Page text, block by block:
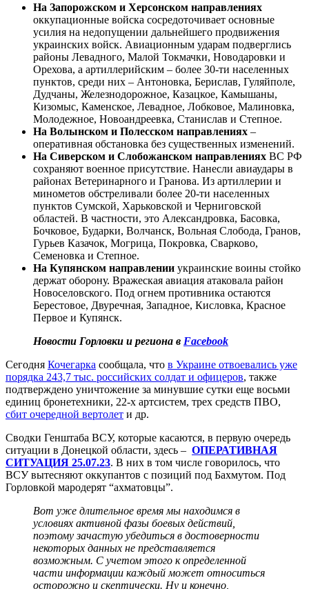
На Запорожском и Херсонском направлениях
оккупационные войска сосредоточивает основные
усилия на недопущении дальнейшего продвижения
украинских войск. Авиационным ударам подверглись
районы Левадного, Малой Токмачки, Новодаровки и
Орехова, а артиллерийским – более 30-ти населенных
пунктов, среди них – Антоновка, Берислав, Гуляйполе,
Дудчаны, Железнодорожное, Казацкое, Камышаны,
Кизомыс, Каменское, Левадное, Лобковое, Малиновка,
Молодежное, Новоандреевка, Станислав и Степное.
На Волынском и Полесском направлениях –
оперативная обстановка без существенных изменений.
На Сиверском и Слобожанском направлениях ВС РФ
сохраняют военное присутствие. Нанесли авиаудары в
районах Ветеринарного и Гранова. Из артиллерии и
минометов обстреливали более 20-ти населенных
пунктов Сумской, Харьковской и Черниговской
областей. В частности, это Александровка, Басовка,
Бочковое, Бударки, Волчанск, Вольная Слобода, Гранов,
Гурьев Казачок, Могрица, Покровка, Сварково,
Семеновка и Степное.
На Купянском направлении украинские воины стойко
держат оборону. Вражеская авиация атаковала район
Новоселовского. Под огнем противника остаются
Берестовое, Двуречная, Западное, Кисловка, Красное
Первое и Купянск.
Новости Горловки и региона в Facebook
Сегодня Кочегарка сообщала, что в Украине отвоевались уже
порядка 243,7 тыс. российских солдат и офицеров, также
подтверждено уничтожение за минувшие сутки еще восьми
единиц бронетехники, 22-х артсистем, трех средств ПВО,
сбит очередной вертолет и др.
Сводки Генштаба ВСУ, которые касаются, в первую очередь
ситуации в Донецкой области, здесь – ОПЕРАТИВНАЯ
СИТУАЦИЯ 25.07.23. В них в том числе говорилось, что
ВСУ вытесняют оккупантов с позиций под Бахмутом. Под
Горловкой мародерят “ахматовцы”.
Вот уже длительное время мы находимся в
условиях активной фазы боевых действий,
поэтому зачастую убедиться в достоверности
некоторых данных не представляется
возможным. С учетом этого к определенной
части информации каждый может относиться
осторожно и скептически. Ну и конечно,